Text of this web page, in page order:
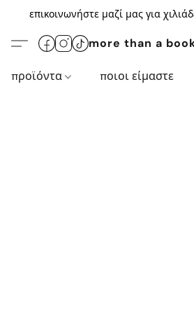
επικοινωνήστε μαζί μας για
more than a
προϊόντα ποιοι είμαστε